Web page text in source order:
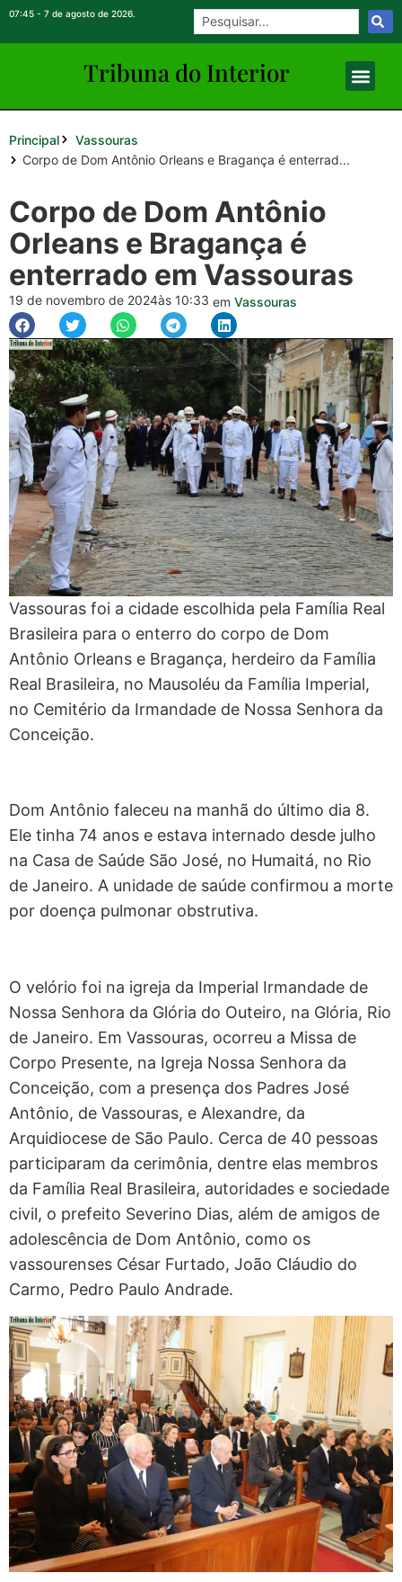
07:45 - 7 de agosto de 2026.
Tribuna do Interior
Principal
Vassouras
Corpo de Dom Antônio Orleans e Bragança é enterrad...
Corpo de Dom Antônio
Orleans e Bragança é
enterrado em Vassouras
19 de novembro de 2024às 10:33 em Vassouras
Vassouras foi a cidade escolhida pela Família Real
Brasileira para o enterro do corpo de Dom
Antônio Orleans e Bragança, herdeiro da Família
Real Brasileira, no Mausoléu da Família Imperial,
no Cemitério da Irmandade de Nossa Senhora da
Conceição.
Dom Antônio faleceu na manhã do último dia 8.
Ele tinha 74 anos e estava internado desde julho
na Casa de Saúde São José, no Humaitá, no Rio
de Janeiro. A unidade de saúde confirmou a morte
por doença pulmonar obstrutiva.
O velório foi na igreja da Imperial Irmandade de
Nossa Senhora da Glória do Outeiro, na Glória, Rio
de Janeiro. Em Vassouras, ocorreu a Missa de
Corpo Presente, na Igreja Nossa Senhora da
Conceição, com a presença dos Padres José
Antônio, de Vassouras, e Alexandre, da
Arquidiocese de São Paulo. Cerca de 40 pessoas
participaram da cerimônia, dentre elas membros
da Família Real Brasileira, autoridades e sociedade
civil, o prefeito Severino Dias, além de amigos de
adolescência de Dom Antônio, como os
vassourenses César Furtado, João Cláudio do
Carmo, Pedro Paulo Andrade.